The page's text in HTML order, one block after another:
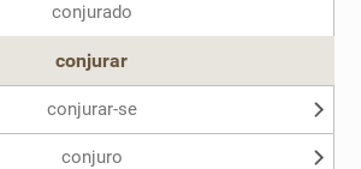
conjurado
conjurar
conjurar-se
conjuro